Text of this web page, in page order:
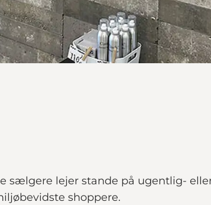
sælgere lejer stande på ugentlig-
shoppere.